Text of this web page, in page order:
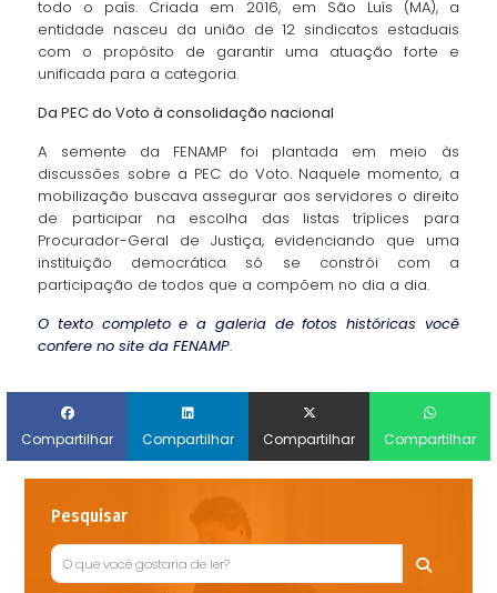
todo o país. Criada em 2016, em São Luís (MA), a
entidade nasceu da união de 12 sindicatos estaduais
com o propósito de garantir uma atuação forte e
unificada para a categoria.
Da PEC do Voto à consolidação nacional
A semente da FENAMP foi plantada em meio às
discussões sobre a PEC do Voto. Naquele momento, a
mobilização buscava assegurar aos servidores o direito
de participar na escolha das listas tríplices para
Procurador-Geral de Justiça, evidenciando que uma
instituição democrática só se constrói com a
participação de todos que a compõem no dia a dia.
O texto completo e a galeria de fotos históricas você
confere no site da FENAMP.
Compartilhar Compartilhar Compartilhar Compartilhar
Pesquisar